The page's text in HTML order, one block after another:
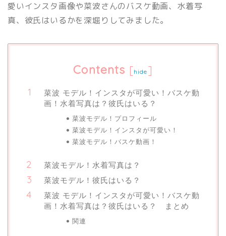
愛いインスタ画像や菜波さんのバスケ動画、水着写
真、彼氏はいるかを深堀りしてみました。
Contents [hide ]
菜波 モデル！インスタが可愛い！バスケ動
画！水着写真は？彼氏はいる？
菜波モデル！プロフィール
菜波モデル！インスタが可愛い！
菜波モデル！バスケ動画！
菜波モデル！水着写真は？
菜波モデル！彼氏はいる？
菜波 モデル！インスタが可愛い！バスケ動
画！水着写真は？彼氏はいる？ まとめ
関連